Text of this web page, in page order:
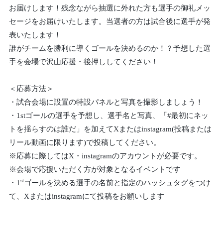
お届けします！残念ながら抽選に外れた方も選手の御礼メッ
セージをお届けいたします。当選者の方は試合後に選手が発
表いたします！
誰がチームを勝利に導くゴールを決めるのか！？予想した選
手を会場で沢山応援・後押ししてください！
＜応募方法＞
・試合会場に設置の特設パネルと写真を撮影しましょう！
・1stゴールの選手を予想し、選手名と写真、「#最初にネッ
トを揺らすのは誰だ」を加えてXまたはinstagram(投稿または
リール動画に限ります)で投稿してください。
※応募に際してはX・instagramのアカウントが必要です。
※会場で応援いただく方が対象となるイベントです
・1stゴールを決める選手の名前と指定のハッシュタグをつけ
て、Xまたはinstagramにて投稿をお願いします